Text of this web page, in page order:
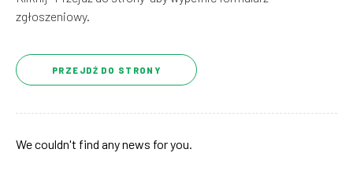
zgłoszeniowy.
PRZEJDŹ DO STRONY
We couldn't find any news for you.